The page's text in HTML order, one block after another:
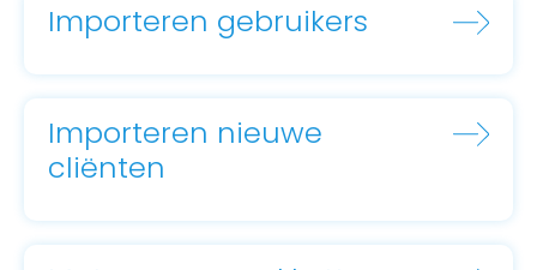
Importeren gebruikers
Importeren nieuwe
cliënten